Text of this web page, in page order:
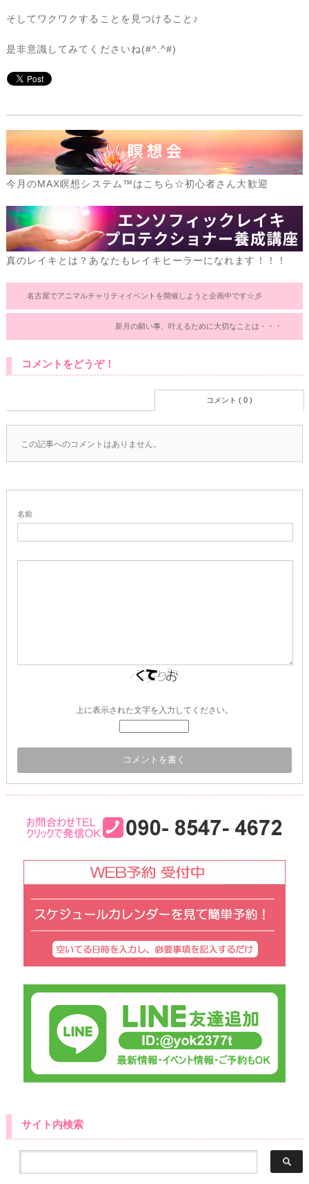
そしてワクワクすることを見つけること♪
是非意識してみてくださいね(#^.^#)
今月のMAX瞑想システム™はこちら☆初心者さん大歓迎
真のレイキとは？あなたもレイキヒーラーになれます！！！
名古屋でアニマルチャリティイベントを開催しようと企画中です☆彡
新月の願い事、叶えるために大切なことは・・・
コメントをどうぞ！
コメント ( 0 )
この記事へのコメントはありません。
名前
上に表示された文字を入力してください。
サイト内検索